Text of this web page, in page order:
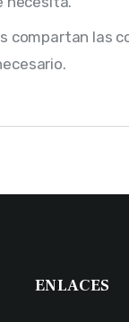
compartan las
ENLACES